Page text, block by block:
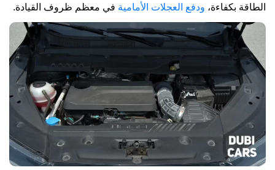
الطاقة بكفاءة، ودفع العجلات الأمامية في معظم ظروف القيادة.